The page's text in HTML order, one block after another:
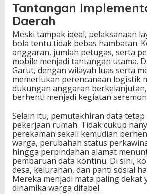
Tantangan
Daerah
Meski tampak ideal, pelaksanaan
bola tentu tidak bebas hambatan.
anggaran, jumlah petugas, serta
mobile menjadi tantangan utama.
Garut, dengan wilayah luas serta
memerlukan perencanaan logistik
dukungan anggaran
berhenti menjadi kegiatan
Selain itu, pemutakhiran data tetap
pekerjaan rumah. Tidak cukup
perekaman sekali kemudian
warga, perubahan status
hingga perpindahan alamat
pembaruan data kontinu. Di sini,
desa, kelurahan, dan panti sosial
Mereka menjadi mata paling dekat
dinamika warga difabel.